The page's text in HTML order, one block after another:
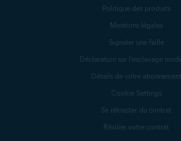
Politique des produits
Mentions légales
Signaler une faille
Déclaration sur l’esclavage
Détails de votre abonnement
Cookie Settings
Se rétracter du contrat
Résilier votre contrat